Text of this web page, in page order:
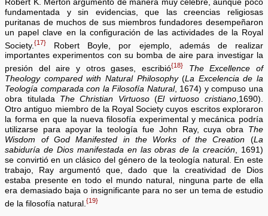
Robert K. Merton argumentó de manera muy célebre, aunque poco
fundamentada y sin evidencias, que las creencias religiosas
puritanas de muchos de sus miembros fundadores desempeñaron
un papel clave en la configuración de las actividades de la Royal
Society.{17}
Robert Boyle, por ejemplo, además de realizar
importantes experimentos con su bomba de aire para investigar la
presión del aire y otros gases, escribió{18}
The Excellence of
Theology compared with Natural Philosophy(La Excelencia de la
Teología comparada con la Filosofía Natural, 1674) y compuso una
obra titulada The Christian Virtuoso(El virtuoso cristiano,1690).
Otro antiguo miembro de la Royal Society cuyos escritos exploraron
la forma en que la nueva filosofía experimental y mecánica podría
utilizarse para apoyar la teología fue John Ray, cuya obra The
Wisdom of God Manifested in the Works of the Creation (La
sabiduría de Dios manifestada en las obras de la creación, 1691)
se convirtió en un clásico del género de la teología natural. En este
trabajo, Ray argumentó que, dado que la creatividad de Dios
estaba presente en todo el mundo natural, ninguna parte de ella
era demasiado baja o insignificante para no ser un tema de estudio
de la filosofía natural.{19}